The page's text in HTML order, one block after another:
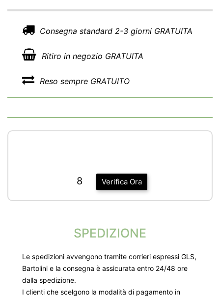
Consegna standard 2-3 giorni GRATUITA
Ritiro in negozio GRATUITA
Reso sempre GRATUITO
Verifica Ora
8
SPEDIZIONE
Le spedizioni avvengono tramite corrieri espressi GLS,
Bartolini e la consegna è assicurata entro 24/48 ore
dalla spedizione.
I clienti che scelgono la modalità di pagamento in